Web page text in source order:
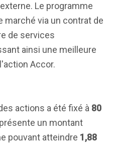
Le programme
marché via un contrat de
de services
ainsi une meilleure
Accor.
actions a été fixé à 80
un montant
pouvant atteindre 1,88